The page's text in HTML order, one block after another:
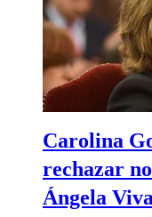
Carolina
rechazar
Ángela